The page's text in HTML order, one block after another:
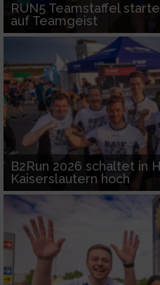
RUN5 Teamstaffel
auf Teamgeist
B2Run 2026 schaltet in
Kaiserslautern hoch